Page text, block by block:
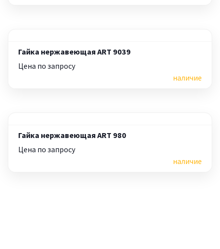
Гайка нержавеющая ART 9039
Цена по запросу
наличие
Гайка нержавеющая ART 980
Цена по запросу
наличие